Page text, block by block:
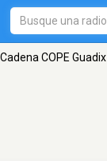
Cadena COPE Guadix